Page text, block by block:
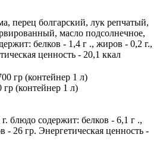
перец болгарский, лук репчатый,
масло подсолнечное,
белков - 1,4 г ., жиров - 0,2 г.,
ценность - 20,1 ккал
гр (контейнер 1 л)
блюдо содержит: белков - 6,1 г .,
- 26 гр. Энергетическая ценность -